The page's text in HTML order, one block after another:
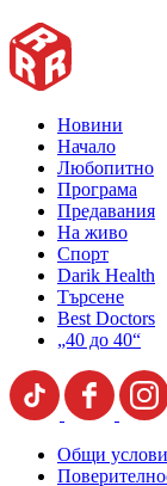
Новини
Начало
Любопитно
Програма
Предавания
На живо
Спорт
Darik Health
Търсене
Best Doctors
„40 до 40“
Общи